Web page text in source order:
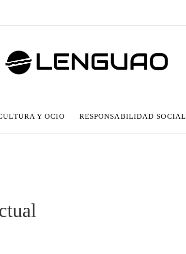
Y OCIO RESPONSABILIDAD SOCIAL